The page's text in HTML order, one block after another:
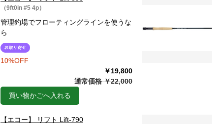
（9ft0in #5 4p）
管理釣場でフローティングラインを使うな
ら
10%OFF
￥19,800
通常価格 ￥22,000
買い物かごへ入れる
【エコー】 リフト Lift-790